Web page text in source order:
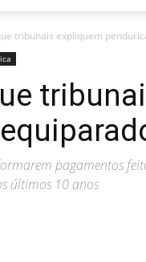
tribunais expliquem
pagamentos
últimos 10 anos